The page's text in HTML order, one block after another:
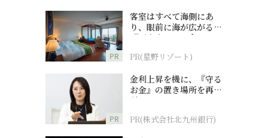
PR
客室はすべて海側にあ
り、眼前に海が広がる
『西表島ホテル by 星野
PR(星野リゾート)
PR
金利上昇を機に、『守る
お金』の置き場所を再検
討
PR(株式会社北九州銀行)